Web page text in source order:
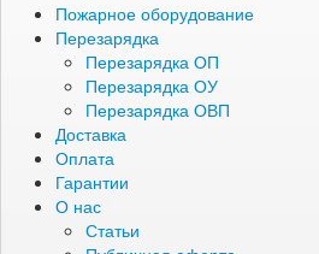
Пожарное оборудование
Перезарядка
Перезарядка ОП
Перезарядка ОУ
Перезарядка ОВП
Доставка
Оплата
Гарантии
О нас
Статьи